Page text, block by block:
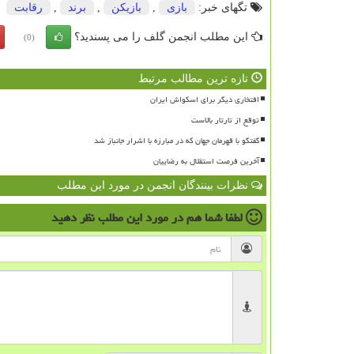
تگهای خبر: بازی , بازیكن , برند , رقابت
این مطلب انجمن گلف را می پسندید؟ (0)
تازه ترین مطالب مرتبط
افتخاری دیگر برای اسکواش ایران
توقع از تارتار بالاست
گفتگو با قهرمان جهان که در مبارزه با اشرار جانباز شد
آخرین فرصت استقلال به رضاییان
نظرات بینندگان انجمن در مورد این مطلب
لطفا شما همدر مورد این مطلبنظر دهید